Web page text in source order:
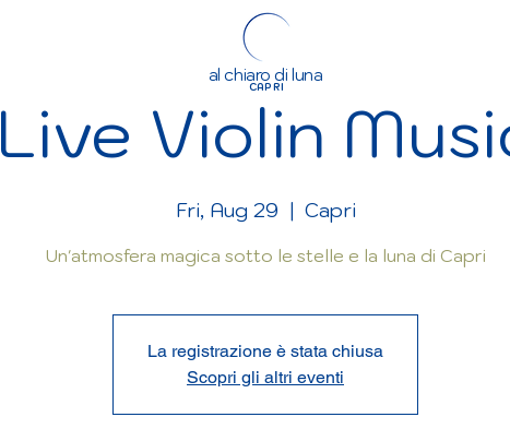
al chiaro di luna
CAPRI
Live Violin
Fri, Aug 29
  |
Capri
Un'atmosfera magica sotto le stelle e la luna di Capri
La registrazione è stata chiusa
Scopri gli altri eventi